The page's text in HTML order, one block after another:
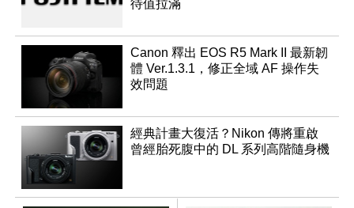
待值拉滿
Canon 釋出 EOS R5 Mark II 最新韌
體 Ver.1.3.1，修正全域 AF 操作失
效問題
經典計畫大復活？Nikon 傳將重啟
曾經胎死腹中的 DL 系列高階隨身機